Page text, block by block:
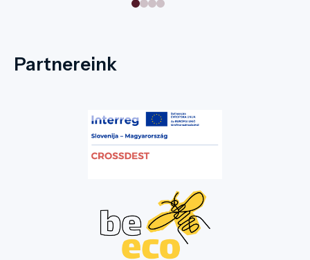
most személyre szabottan, gyakorlati
Partnereink